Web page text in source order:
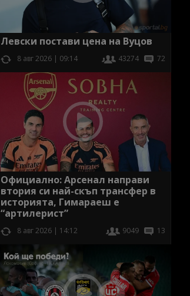
Левски постави цена на Вуцов
8 авг 2026 | 09:14 43274 72
Официално: Арсенал направи
втория си най-скъп трансфер в
историята, Гимараеш е
“артилерист”
8 авг 2026 | 14:12 9049 13